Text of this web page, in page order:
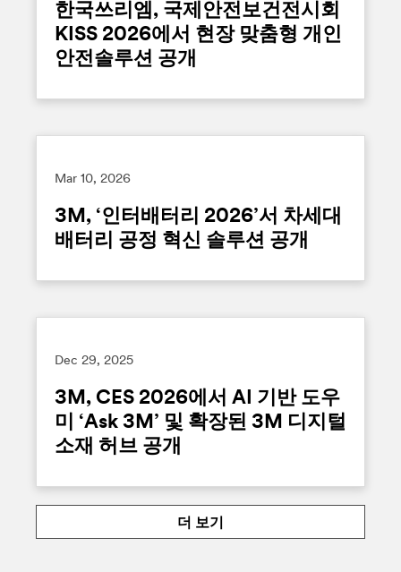
한국쓰리엠, 국제안전보건전시회
KISS 2026에서 현장 맞춤형 개인
안전솔루션 공개
Mar 10, 2026
3M, ‘인터배터리 2026’서 차세대
배터리 공정 혁신 솔루션 공개
Dec 29, 2025
3M, CES 2026에서 AI 기반 도우
미 ‘Ask 3M’ 및 확장된 3M 디지털
소재 허브 공개
더 보기